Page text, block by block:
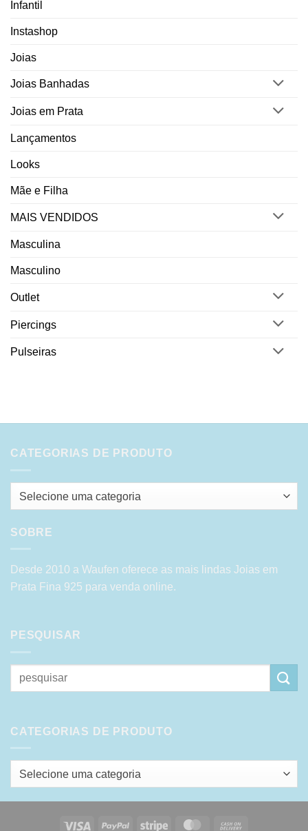
Infantil
Instashop
Joias
Joias Banhadas
Joias em Prata
Lançamentos
Looks
Mãe e Filha
MAIS VENDIDOS
Masculina
Masculino
Outlet
Piercings
Pulseiras
CATEGORIAS DE PRODUTO
Selecione uma categoria
SOBRE
Desde 2010 a Waufen oferece as mais lindas Joias em
Prata Fina 925 para venda online.
PESQUISAR
Pesquisar
por:
CATEGORIAS DE PRODUTO
Selecione uma categoria
Visa PayPal Stripe MasterCard